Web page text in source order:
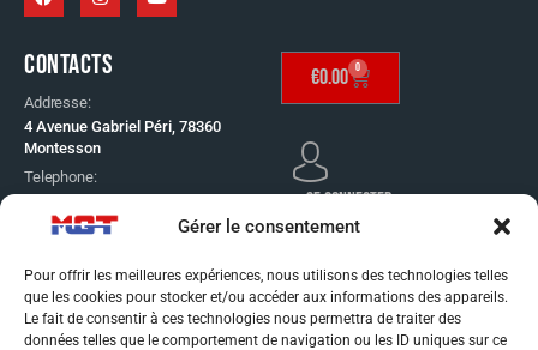
Gérer le consentement
Pour offrir les meilleures expériences, nous utilisons des technologies telles
que les cookies pour stocker et/ou accéder aux informations des appareils.
Le fait de consentir à ces technologies nous permettra de traiter des
données telles que le comportement de navigation ou les ID uniques sur ce
CONTACTS
Addresse:
4 Avenue Gabriel Péri, 78360
Montesson
Telephone:
Email:
CONDITIONS GÉNÉRAL
DE VENTE
MENTIONS LÉGALES
€0.00 0
SE CONNECTER